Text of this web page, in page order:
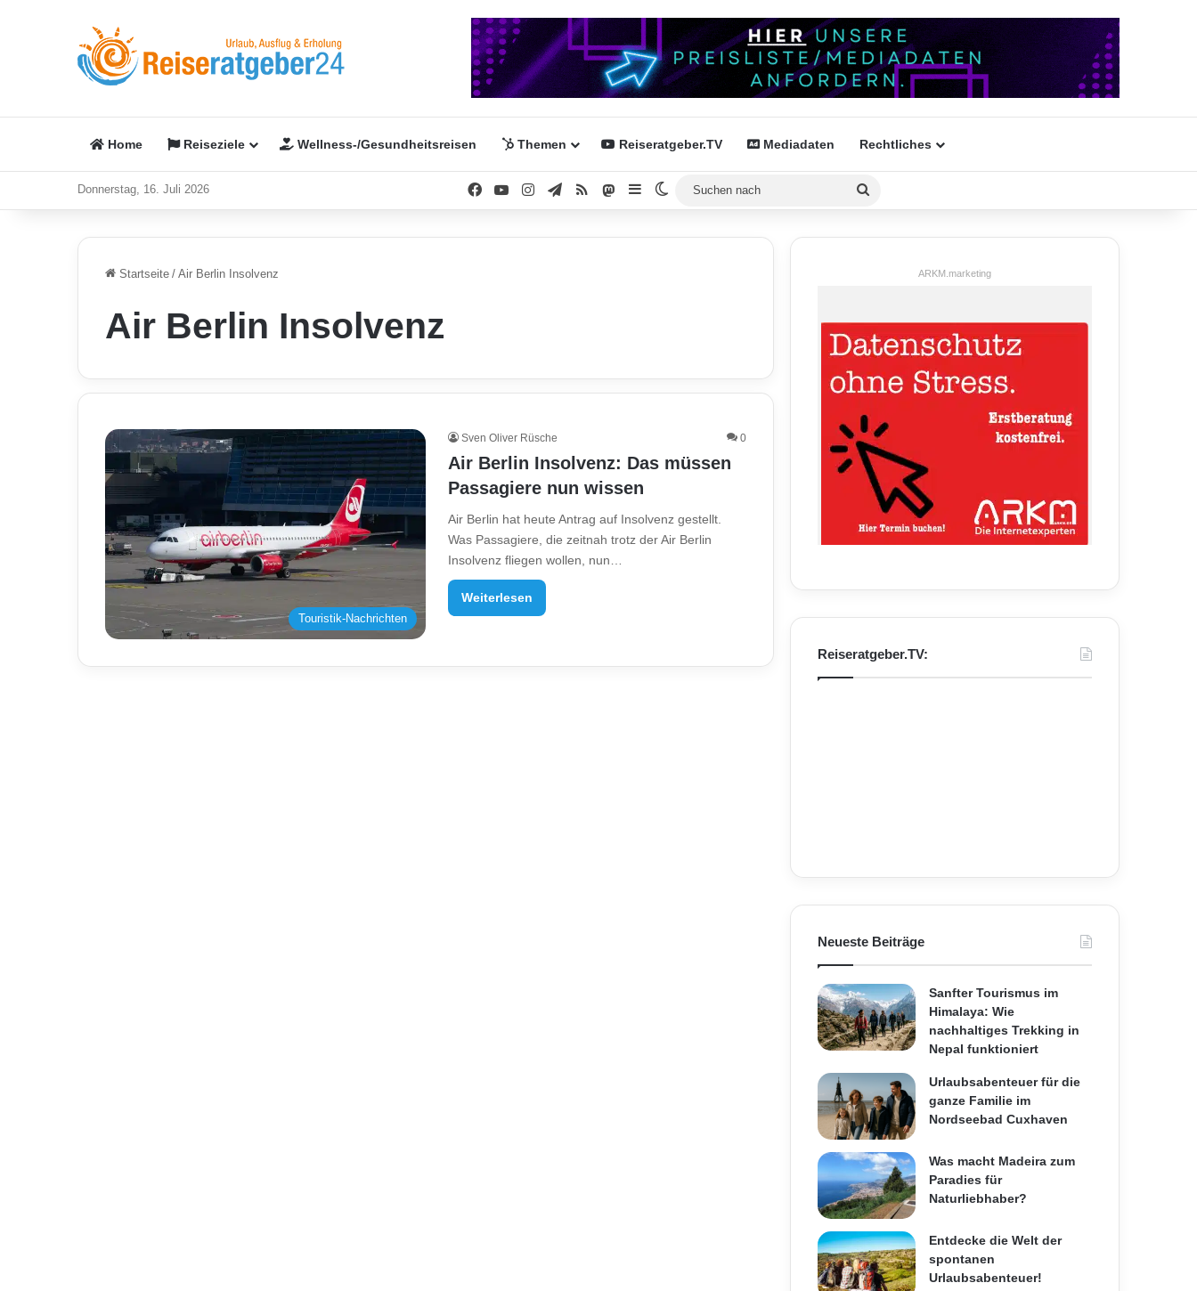
Home Reiseziele Wellness-/Gesundheitsreisen Themen Reiseratgeber.TV Mediadaten Rechtliches
Donnerstag, 16. Juli 2026 FacebookYouTubeInstagramTelegram
RSS Mastodon
SidebarSkin umschalten
Startseite / Air Berlin Insolvenz
Air Berlin Insolvenz
Touristik-Nachrichten
Sven Oliver Rüsche 0
Air Berlin Insolvenz: Das müssen
Passagiere nun wissen
Air Berlin hat heute Antrag auf Insolvenz gestellt.
Was Passagiere, die zeitnah trotz der Air Berlin
Insolvenz fliegen wollen, nun…
Weiterlesen
ARKM.marketing
Reiseratgeber.TV:
Neueste Beiträge
Sanfter Tourismus im
Himalaya: Wie
nachhaltiges Trekking in
Nepal funktioniert
Urlaubsabenteuer für die
ganze Familie im
Nordseebad Cuxhaven
Was macht Madeira zum
Paradies für
Naturliebhaber?
Entdecke die Welt der
spontanen
Urlaubsabenteuer!